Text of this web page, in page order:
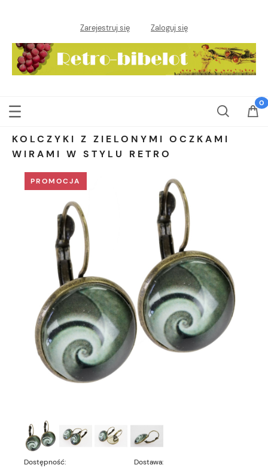
Zarejestruj się Zaloguj się
KOLCZYKI Z ZIELONYMI OCZKAMI
WIRAMI W STYLU RETRO
PROMOCJA
Dostępność:
Dostawa: